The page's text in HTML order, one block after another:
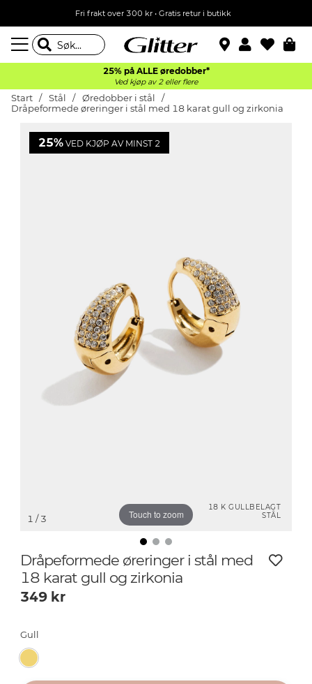
Fri frakt over 300 kr • Gratis retur i butikk
25% på ALLE øredobber*
Ved kjøp av 2 eller flere
Start Stål
Øredobber i stål
Dråpeformede øreringer i stål med 18 karat gull og zirkonia
25% VED KJØP AV MINST 2
18 K GULLBELAGT
STÅL
Touch to zoom
1 / 3
Dråpeformede øreringer i stål med
18 karat gull og zirkonia
349 kr
Gull